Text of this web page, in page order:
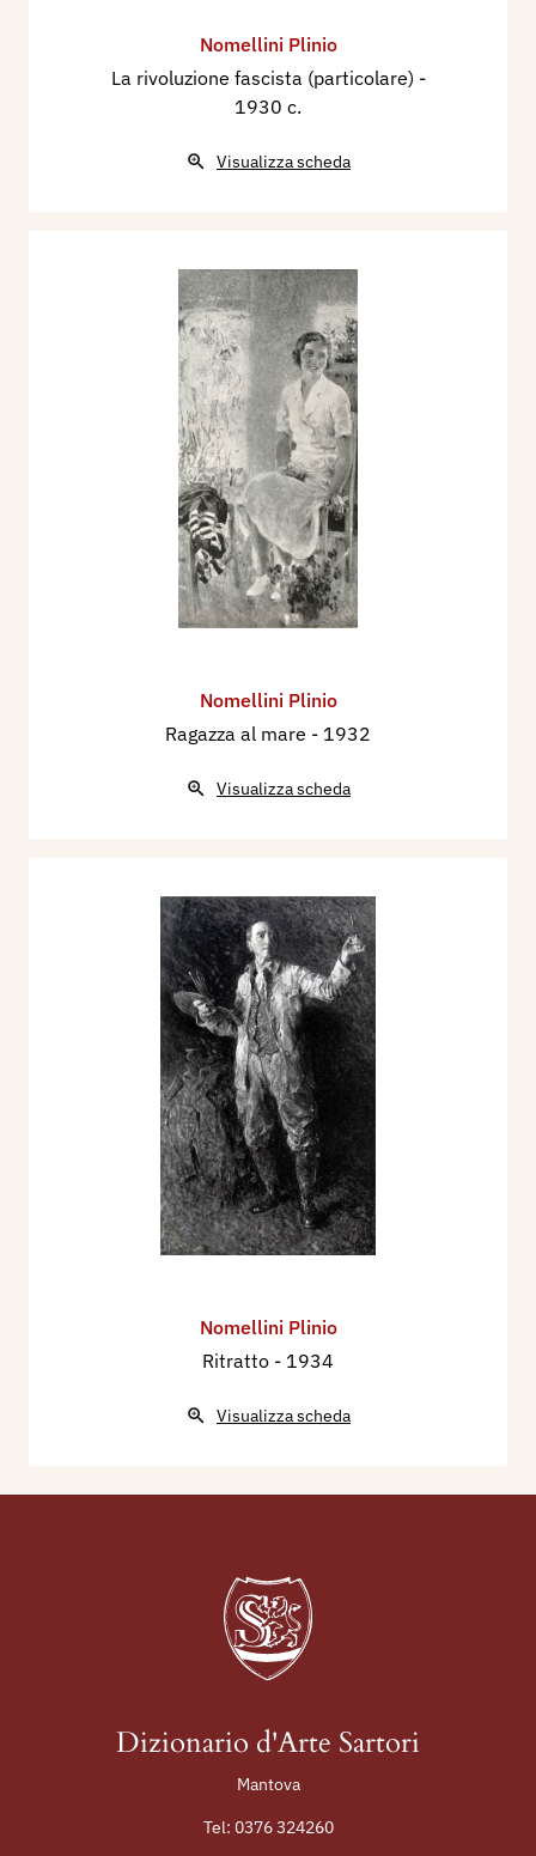
Nomellini Plinio
La rivoluzione fascista (particolare) -
1930 c.
Visualizza scheda
Nomellini Plinio
Ragazza al mare - 1932
Visualizza scheda
Nomellini Plinio
Ritratto - 1934
Visualizza scheda
Dizionario d'Arte Sartori
Mantova
Tel: 0376 324260